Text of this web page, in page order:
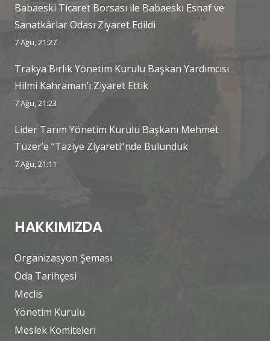
Babaeski Ticaret Borsası ile Babaeski Esnaf ve
Sanatkârlar Odası Ziyaret Edildi
7 Ağu, 21:27
Trakya Birlik Yönetim Kurulu Başkan Yardımcısı
Hilmi Kahraman’ı Ziyaret Ettik
7 Ağu, 21:23
Lider Tarım Yönetim Kurulu Başkanı Mehmet
Tüzer’e “Taziye Ziyareti”nde Bulunduk
7 Ağu, 21:11
HAKKIMIZDA
Organizasyon Şeması
Oda Tarihçesi
Meclis
Yönetim Kurulu
Meslek Komiteleri